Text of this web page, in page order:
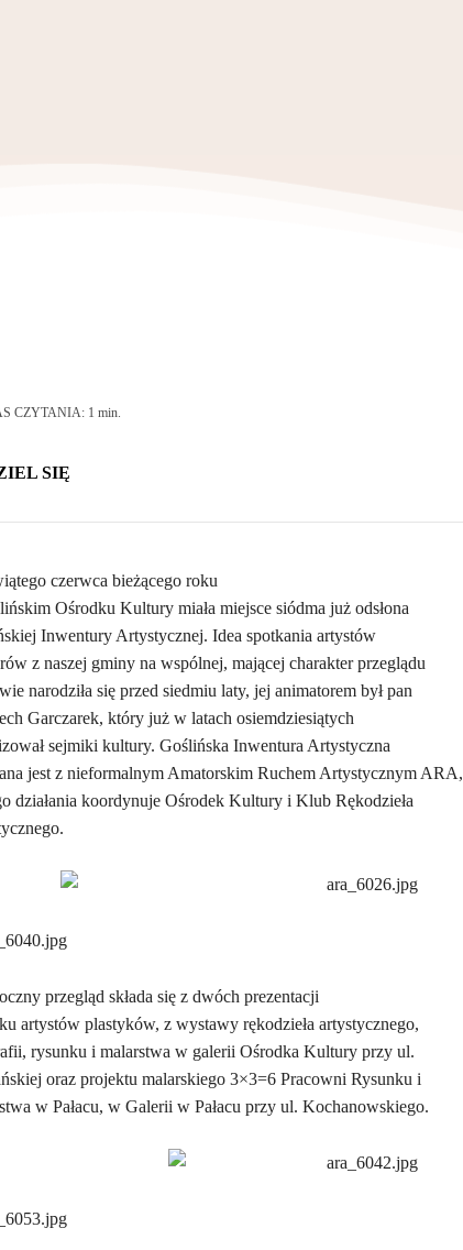
CZYTANIA: 1 min.
SIĘ
czerwca bieżącego roku
Ośrodku Kultury miała miejsce siódma już odsłona
Inwentury Artystycznej. Idea spotkania artystów
z naszej gminy na wspólnej, mającej charakter przeglądu
narodziła się przed siedmiu laty, jej animatorem był pan
Garczarek, który już w latach osiemdziesiątych
sejmiki kultury. Goślińska Inwentura Artystyczna
jest z nieformalnym Amatorskim Ruchem Artystycznym ARA,
działania koordynuje Ośrodek Kultury i Klub Rękodzieła
przegląd składa się z dwóch prezentacji
artystów plastyków, z wystawy rękodzieła artystycznego,
rysunku i malarstwa w galerii Ośrodka Kultury przy ul.
oraz projektu malarskiego 3×3=6 Pracowni Rysunku i
w Pałacu, w Galerii w Pałacu przy ul. Kochanowskiego.